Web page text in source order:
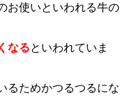
お使いといわれる牛の
なるといわれていま
るためかつるつるにな